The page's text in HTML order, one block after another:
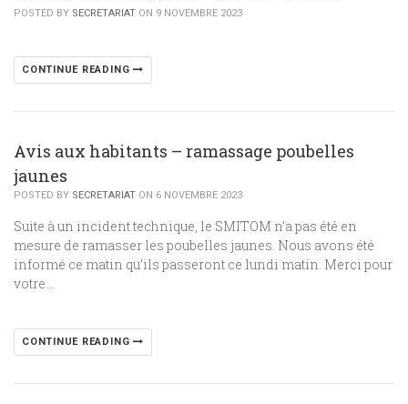
POSTED BY SECRETARIAT ON 9 NOVEMBRE 2023
CONTINUE READING
Avis aux habitants – ramassage poubelles
jaunes
POSTED BY SECRETARIAT ON 6 NOVEMBRE 2023
Suite à un incident technique, le SMITOM n’a pas été en
mesure de ramasser les poubelles jaunes. Nous avons été
informé ce matin qu’ils passeront ce lundi matin. Merci pour
votre…
CONTINUE READING